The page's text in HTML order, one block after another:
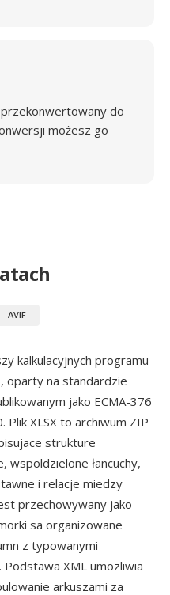
do
możesz go
AVIF
kalkulacyjnych programu
oparty na standardzie
jako ECMA-376
XLSX to archiwum ZIP
strukture
wspoldzielone łancuchy,
i relacje miedzy
przechowywany jako
sa organizowane
z typowanymi
XML umozliwia
arkuszami za